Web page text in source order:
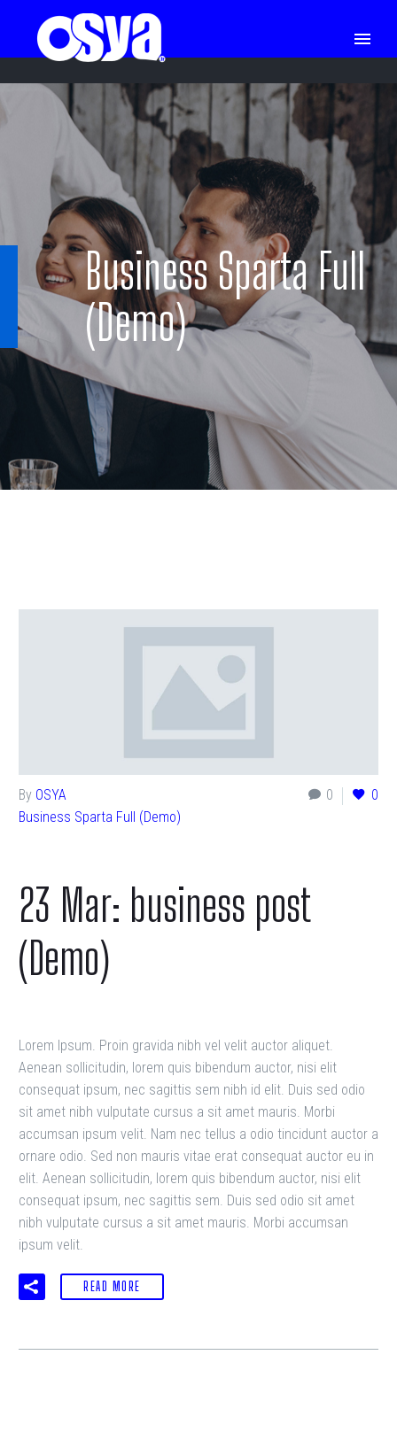
Business Sparta Full
(Demo)
0 0
By OSYA
Business Sparta Full (Demo)
23 Mar: business post
(Demo)
Lorem Ipsum. Proin gravida nibh vel velit auctor aliquet.
Aenean sollicitudin, lorem quis bibendum auctor, nisi elit
consequat ipsum, nec sagittis sem nibh id elit. Duis sed odio
sit amet nibh vulputate cursus a sit amet mauris. Morbi
accumsan ipsum velit. Nam nec tellus a odio tincidunt auctor a
ornare odio. Sed non mauris vitae erat consequat auctor eu in
elit. Aenean sollicitudin, lorem quis bibendum auctor, nisi elit
consequat ipsum, nec sagittis sem. Duis sed odio sit amet
nibh vulputate cursus a sit amet mauris. Morbi accumsan
ipsum velit.
READ MORE